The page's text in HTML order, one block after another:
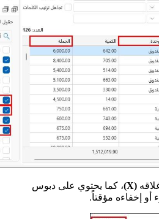
(X)
، كما يحتوي على دبوس
أو إخفاءه مؤقتاً.